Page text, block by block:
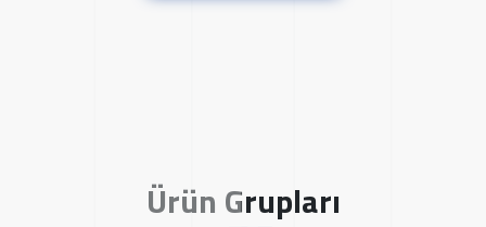
Ürün Grupları